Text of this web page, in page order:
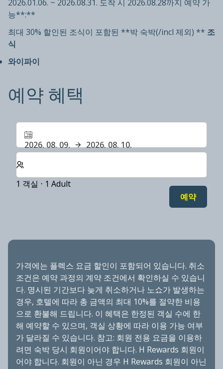
2026.01.06. ~ 2026.08.31. 도착 시 2026.08.28까지 예약 가
능**:**
최대 30% 할인된 조식이 포함된 **박 숙박(/incl 제외) ** 조
식
와이파이
예약 혜택
2026. 08. 09.
2026. 08. 10.
숙박할 객실 및 게스트 수 선택
1 객실 ⋅ 1 Adult
예약
가격에는 플렉스 요금 할인이 포함되어 있습니다. 취소
조건은 예약 과정의 계약 조건에서 확인하실 수 있습니
다. 명시된 기간보다 늦게 취소하거나 노쇼가 발생하는
경우, 호텔에 따라 총 금액의 최대 10%를 절약한 비용
으로 환불해 드립니다. 이 혜택은 한정된 객실 수에 한
해 예약할 수 있으며, 객실 상황에 따라 이용 가능 여부
가 달라질 수 있습니다. 참고: 회원 전용 요금을 이용하
려면 숙박 당시 회원이어야 합니다. H Rewards 회원이
어야 합니다. 회원이 아닌 경우 H Rewards 회원이 아닌